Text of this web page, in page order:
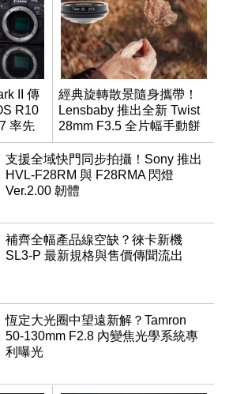
II 傳
R10
率先
經典旋轉散景隨身攜帶！
Lensbaby 推出全新 Twist
28mm F3.5 全片幅手動餅
乾鏡
支援全域快門同步拍攝！Sony 推出
HVL-F28RM 與 F28RMA 閃燈
Ver.2.00 韌體
補齊全幅產品線空缺？徠卡新機
SL3-P 最新規格與售價傳聞流出
恆定大光圈中望遠新解？Tamron
50-130mm F2.8 內變焦光學系統專
利曝光